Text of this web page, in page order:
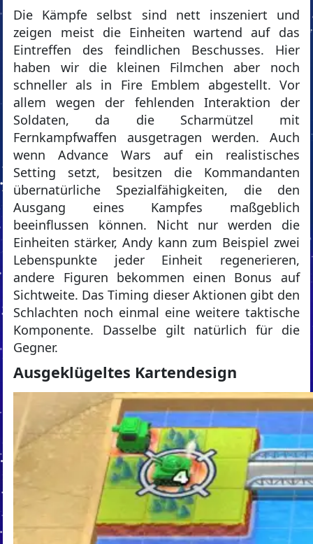
Die Kämpfe selbst sind nett inszeniert und
zeigen meist die Einheiten wartend auf das
Eintreffen des feindlichen Beschusses. Hier
haben wir die kleinen Filmchen aber noch
schneller als in Fire Emblem abgestellt. Vor
allem wegen der fehlenden Interaktion der
Soldaten, da die Scharmützel mit
Fernkampfwaffen ausgetragen werden. Auch
wenn Advance Wars auf ein realistisches
Setting setzt, besitzen die Kommandanten
übernatürliche Spezialfähigkeiten, die den
Ausgang eines Kampfes maßgeblich
beeinflussen können. Nicht nur werden die
Einheiten stärker, Andy kann zum Beispiel zwei
Lebenspunkte jeder Einheit regenerieren,
andere Figuren bekommen einen Bonus auf
Sichtweite. Das Timing dieser Aktionen gibt den
Schlachten noch einmal eine weitere taktische
Komponente. Dasselbe gilt natürlich für die
Gegner.
Ausgeklügeltes Kartendesign